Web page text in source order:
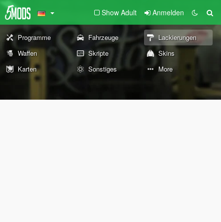
Show Adult Anmelden
Programme Fahrzeuge
Lackierungen
Waffen
Skripte
Skins
Karten
Sonstiges More